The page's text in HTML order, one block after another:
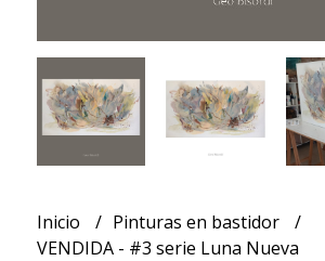
Inicio
Pinturas en bastidor
VENDIDA - #3 serie Luna Nueva